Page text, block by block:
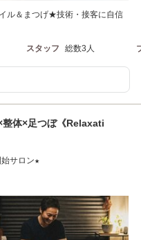
ル＆まつげ★技術・接客に自信
スタッフ 総数3人
整体×足つぼ《Relaxati
始サロン★